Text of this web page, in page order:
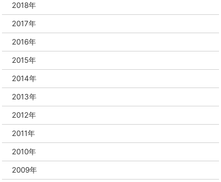
2018年
2017年
2016年
2015年
2014年
2013年
2012年
2011年
2010年
2009年